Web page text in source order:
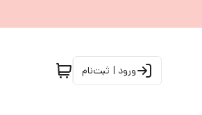
ورود | ثبت‌نام